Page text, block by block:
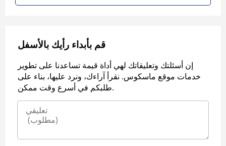
قم بأبداء رأيك بالأسفل
إن أسئلتك وتعليقاتك لهي أداة قيمة تساعدنا على تطوير
خدمات موقع ماسكوس. نقرأ آراءك، ونرد عليها، بناء على
طلبكم في أسرع وقت ممكن.